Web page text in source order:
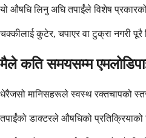
यो औषधि लिनु अघि तपाईंले विशेष
चक्कीलाई कुटेर, चपाएर वा टुक्रा नगरी पूरै
मैले कति समयसम्म
धेरैजसो मानिसहरूले स्वस्थ रक्तचापको
तपाईंको डाक्टरले औषधिको